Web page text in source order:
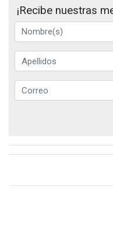
¡Recibe nuestras